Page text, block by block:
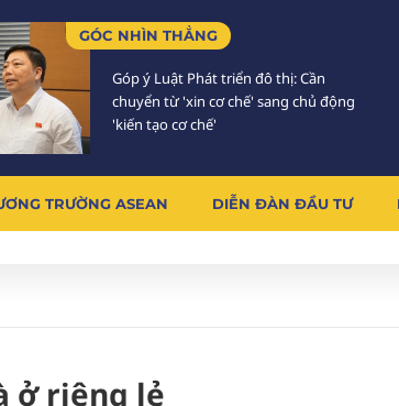
GÓC NHÌN THẲNG
Góp ý Luật Phát triển đô thị: Cần
chuyển từ 'xin cơ chế' sang chủ động
'kiến tạo cơ chế'
TRƯỜNG ASEAN DIỄN ĐÀN ĐẦU TƯ
ở riêng lẻ